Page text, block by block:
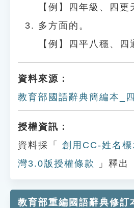
【例】四年級、四更
多方面的。
【例】四平八穩、四
資料來源：
教育部國語辭典簡編本_四
授權資訊：
資料採「
創用CC-姓名
灣3.0版授權條款
」釋出
教育部重編國語辭典修訂